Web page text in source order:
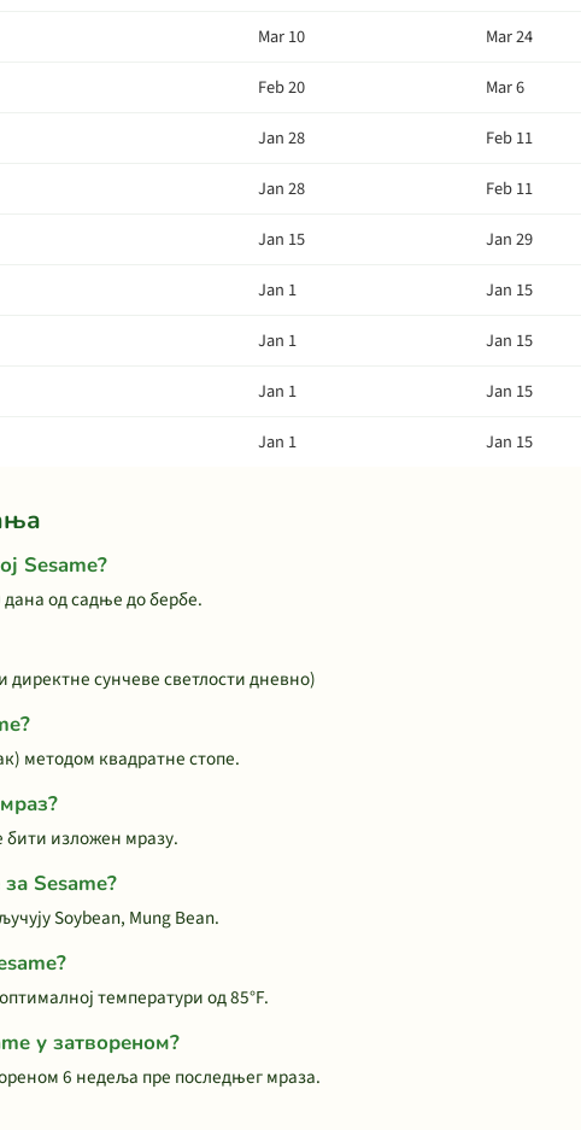
Mar 10 Mar 24
Feb 20 Mar 6
Jan 28 Feb 11
Jan 28 Feb 11
Jan 15 Jan 29
Jan 1 Jan 15
Jan 1 Jan 15
Jan 1 Jan 15
Jan 1 Jan 15
Sesame?
од садње до бербе.
директне сунчеве светлости дневно)
методом квадратне стопе.
бити изложен мразу.
Sesame?
Soybean, Mung Bean.
температури од 85°F.
у затвореном?
6 недеља пре последњег мраза.